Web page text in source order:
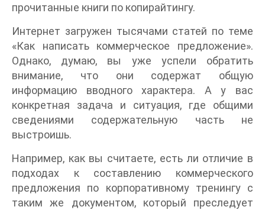
прочитанные книги по копирайтингу.
Интернет загружен тысячами статей по теме
«Как написать коммерческое предложение».
Однако, думаю, вы уже успели обратить
внимание, что они содержат общую
информацию вводного характера. А у вас
конкретная задача и ситуация, где общими
сведениями содержательную часть не
выстроишь.
Например, как вы считаете, есть ли отличие в
подходах к составлению коммерческого
предложения по корпоративному тренингу с
таким же документом, который преследует